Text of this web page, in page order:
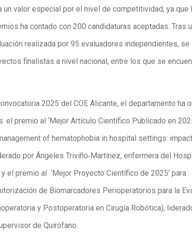
un valor especial por el nivel de competitividad, ya que
ha contado con 200 candidaturas aceptadas. Tras
realizada por 95 evaluadores independientes, se
finalistas a nivel nacional, entre los que se
2025 del COE Alicante, el departamento ha
el premio al ‘Mejor Artículo Científico Publicado en
of hematophobia in hospital settings:
por Ángeles Triviño‑Martínez, enfermera del
el premio al ‘Mejor Proyecto Científico de 2025’ para
de Biomarcadores Perioperatorios para la
y Postoperatoria en Cirugía Robótica),
de Quirófano.